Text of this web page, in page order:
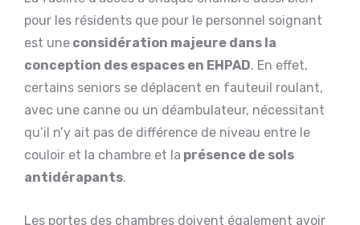
pour les résidents que pour le personnel soignant
est une considération majeure dans la
conception des espaces en EHPAD. En effet,
certains seniors se déplacent en fauteuil roulant,
avec une canne ou un déambulateur, nécessitant
qu’il n’y ait pas de différence de niveau entre le
couloir et la chambre et la présence de sols
antidérapants.
Les portes des chambres doivent également avoir